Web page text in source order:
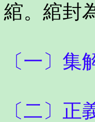
綰。綰封
〔一〕
〔二〕